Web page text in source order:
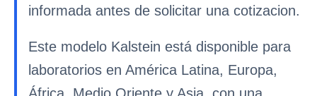
informada antes de solicitar una cotizacion.
Este modelo Kalstein está disponible para
laboratorios en América Latina, Europa,